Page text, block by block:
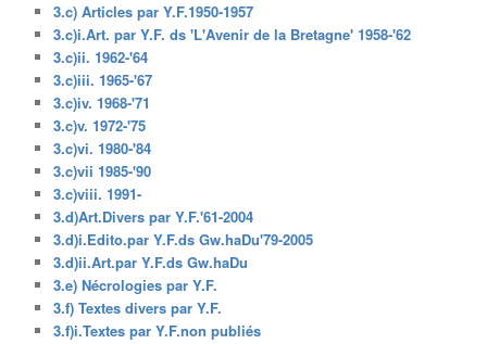
3.c) Articles par Y.F.1950-1957
3.c)i.Art. par Y.F. ds 'L'Avenir de la Bretagne' 1958-'62
3.c)ii. 1962-'64
3.c)iii. 1965-'67
3.c)iv. 1968-'71
3.c)v. 1972-'75
3.c)vi. 1980-'84
3.c)vii 1985-'90
3.c)viii. 1991-
3.d)Art.Divers par Y.F.'61-2004
3.d)i.Edito.par Y.F.ds Gw.haDu'79-2005
3.d)ii.Art.par Y.F.ds Gw.haDu
3.e) Nécrologies par Y.F.
3.f) Textes divers par Y.F.
3.f)i.Textes par Y.F.non publiés